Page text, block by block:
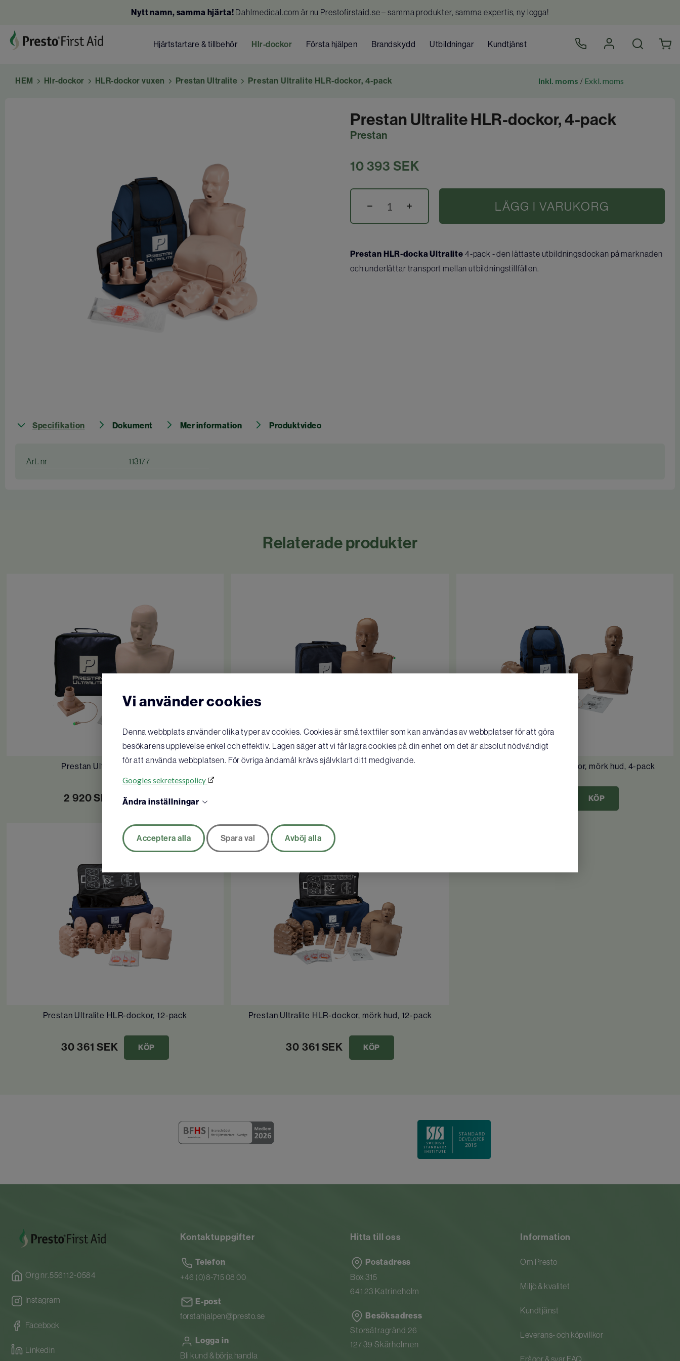
Vi använder cookies
Denna webbplats använder olika typer av cookies. Cookies är små textfiler som kan användas av webbplatser för att göra
besökarens upplevelse enkel och effektiv. Lagen säger att vi får lagra cookies på din enhet om det är absolut nödvändigt
för att använda webbplatsen. För övriga ändamål krävs självklart ditt medgivande.
Googles sekretesspolicy
Ändra inställningar
Acceptera alla Spara val Avböj alla
Nytt namn, samma hjärta! Dahlmedical.com är nu Prestofirstaid.se – samma produkter, samma expertis, ny logga!
Hjärtstartare & tillbehör Hlr-dockor Första hjälpen Brandskydd Utbildningar Kundtjänst
HEM Hlr-dockor HLR-dockor vuxen Prestan Ultralite Prestan Ultralite HLR-dockor, 4-pack Inkl. moms / Exkl. moms
Prestan Ultralite HLR-dockor, 4-pack
Prestan
10 393 SEK
LÄGG I VARUKORG
Prestan HLR-docka Ultralite 4-pack - den lättaste utbildningsdockan på marknaden
och underlättar transport mellan utbildningstillfällen.
Specifikation
Art. nr 113177
Dokument Mer information Produktvideo
Relaterade produkter
Prestan Ultralite HLR-docka
2 920SEK KÖP
Prestan Ultralite HLR-docka, mörk hud Prestan Ultralite HLR-dockor, mörk hud, 4-pack
KÖP
Prestan Ultralite HLR-dockor, 12-pack
30 361 SEK KÖP
Prestan Ultralite HLR-dockor, mörk hud, 12-pack
30 361 SEK KÖP
Org nr.556112-0584
Instagram
Facebook
Linkedin
Kontaktuppgifter
Telefon
+46 (0)8-715 08 00
E-post
forstahjalpen@presto.se
Logga in
Bli kund & börja handla
Hitta till oss
Postadress
Box 315
641 23 Katrineholm
Besöksadress
Storsätragränd 26
127 39 Skärholmen
Information
Om Presto
Miljö & kvalitet
Kundtjänst
Leverans- och köpvillkor